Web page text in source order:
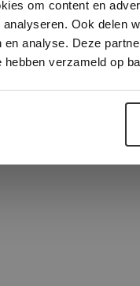
om content en
Ook delen
en analyse. Deze
verzameld op
Stad